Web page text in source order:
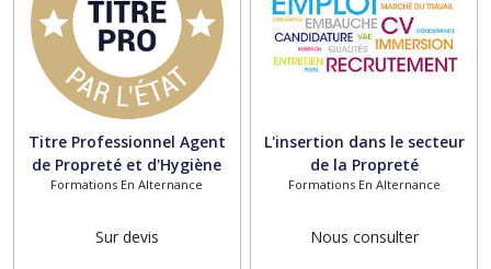
Titre Professionnel Agent
de Propreté et d'Hygiène
Formations En Alternance
Sur devis
L'insertion dans le secteur
de la Propreté
Formations En Alternance
Nous consulter
formations
qualifiantes
(8)
résultats